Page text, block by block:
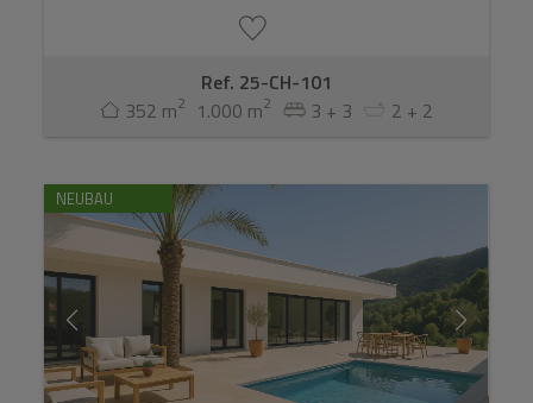
Ref. 25-CH-101
352 m2 1.000 m2 3 + 3 2 + 2
NEUBAU